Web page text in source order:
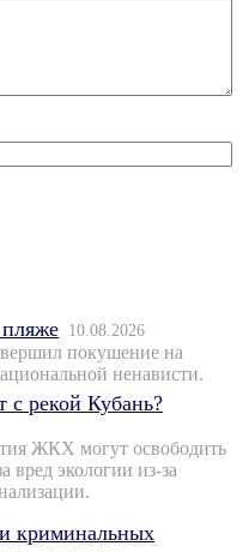
10.08.2026
покушение на
ненависти.
с рекой Кубань?
ЖКХ могут освободить
вред экологии из-за
криминальных